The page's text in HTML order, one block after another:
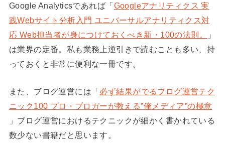
Google Analyticsであれば「Googleアナリティクス 実
践Webサイト分析入門 ユニバーサルアナリティクス対
応 Web担当者が身につけておくべき新・100の法則。
」
は業界の定番。私も業務上逆引きで読むことも多い、持
っておくと非常に便利な一冊です。
また、ブログ運営には「必ず結果がでるブログ運営テク
ニック100 プロ・ブロガーが教える”俺メディア”の極意
」ブログ運営におけるテクニックが細かく書かれている
数少ない書籍だと思います。